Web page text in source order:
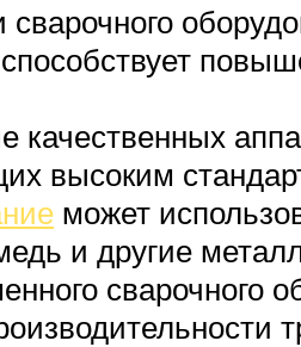
качественных
высоким
может
и другие
сварочного